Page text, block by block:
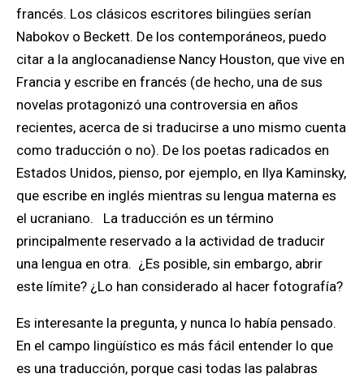
francés. Los clásicos escritores bilingües serían
Nabokov o Beckett. De los contemporáneos, puedo
citar a la anglocanadiense Nancy Houston, que vive en
Francia y escribe en francés (de hecho, una de sus
novelas protagonizó una controversia en años
recientes, acerca de si traducirse a uno mismo cuenta
como traducción o no). De los poetas radicados en
Estados Unidos, pienso, por ejemplo, en Ilya Kaminsky,
que escribe en inglés mientras su lengua materna es
el ucraniano.
La traducción es un término
principalmente reservado a la actividad de traducir
una lengua en otra. ¿Es posible, sin embargo, abrir
este límite? ¿Lo han considerado al hacer fotografía?
Es interesante la pregunta, y nunca lo había pensado.
En el campo lingüístico es más fácil entender lo que
es una traducción, porque casi todas las palabras